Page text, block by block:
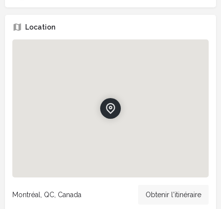
Location
Montréal, QC, Canada Obtenir l'itinéraire